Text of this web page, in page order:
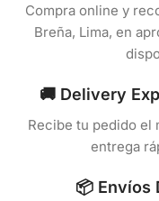
Compra online y
Breña, Lima, en
🚚 Delivery
Recibe tu pedido el
entrega
📦 Envíos